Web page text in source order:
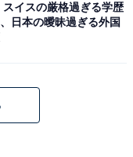
スイスの厳格過ぎる学歴
日本の曖昧過ぎる外国